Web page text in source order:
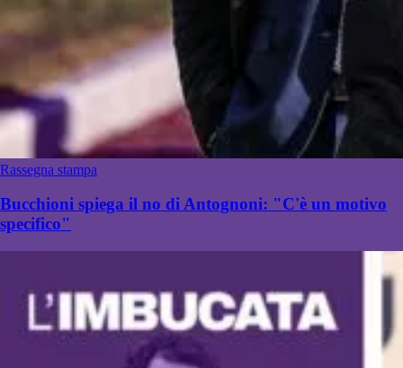
Rassegna stampa
Bucchioni spiega il no di Antognoni: "C'è un motivo
specifico"